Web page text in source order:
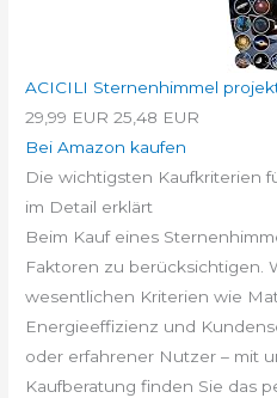
ACICILI Sternenhimmel
29,99 EUR 25,48 EUR
Bei Amazon kaufen
Die wichtigsten Kaufkriterien
im Detail erklärt
Beim Kauf eines
Faktoren zu berücksichtigen.
wesentlichen Kriterien wie
Energieeffizienz und
oder erfahrener Nutzer – mit
Kaufberatung finden Sie das